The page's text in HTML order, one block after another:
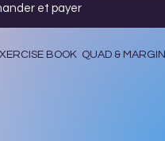
et payer
BOOK QUAD & MARGIN